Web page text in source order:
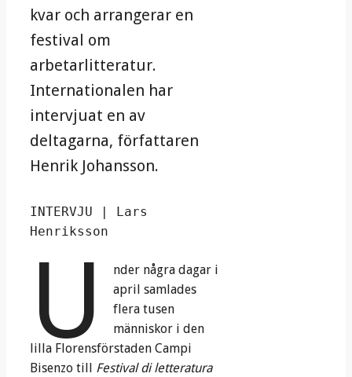
kvar och arrangerar en
festival om
arbetarlitteratur.
Internationalen har
intervjuat en av
deltagarna, författaren
Henrik Johansson.
INTERVJU | Lars
Henriksson
U
nder några dagar i
april samlades
flera tusen
människor i den
lilla Florensförstaden Campi
Bisenzo till Festival di letteratura